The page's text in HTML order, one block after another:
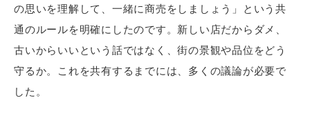
の思いを理解して、一緒に商売をしましょう」という共
通のルールを明確にしたのです。新しい店だからダメ、
古いからいいという話ではなく、街の景観や品位をどう
守るか。これを共有するまでには、多くの議論が必要で
した。